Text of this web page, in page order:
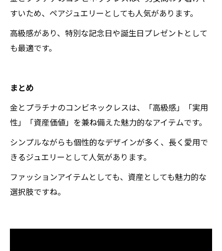
すいため、ペアジュエリーとしても人気があります。
高級感があり、特別な記念日や誕生日プレゼントとして
も最適です。
まとめ
金とプラチナのコンビネックレスは、「高級感」「実用
性」「資産価値」を兼ね備えた魅力的なアイテムです。
シンプルながらも個性的なデザインが多く、長く愛用で
きるジュエリーとして人気があります。
ファッションアイテムとしても、資産としても魅力的な
選択肢ですね。